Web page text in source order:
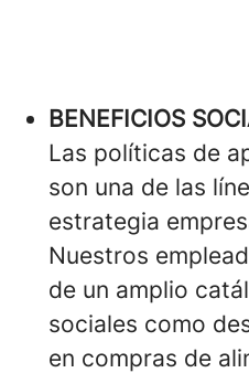
BENEFICIOS
Las políticas de
son una de las
estrategia
Nuestros
de un amplio
sociales como
en compras de